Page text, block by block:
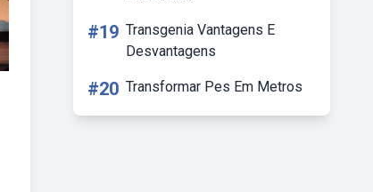
#19 Transgenia Vantagens E
Desvantagens
#20 Transformar Pes Em Metros